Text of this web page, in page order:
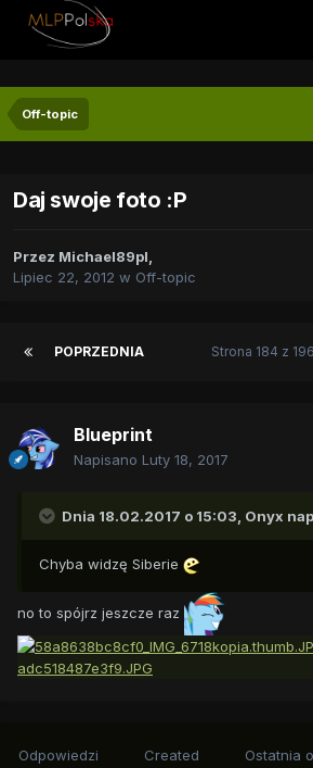
Off-topic
Daj swoje foto :P
Przez Michael89pl,
Lipiec 22, 2012 w Off-topic
POPRZEDNIA Strona 184 z 196
Blueprint
Napisano Luty 18, 2017
Dnia 18.02.2017 o 15:03, Onyx
Chyba widzę Siberie
no to spójrz jeszcze raz
Odpowiedzi Created Ostatnia